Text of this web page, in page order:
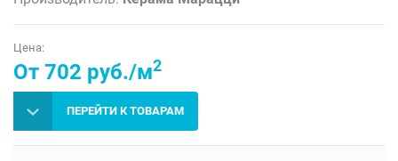
Цена:
От 702 руб./м2
ПЕРЕЙТИ К ТОВАРАМ